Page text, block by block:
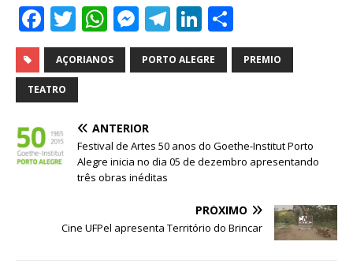
F
a
c
e
o
o
T
w
it
te
r
W
h
at
A
p
p
M
e
ss
n
g
e
T
el
e
m
Li
n
k
n
h
ar
AÇORIANOS PORTO ALEGRE PREMIO
TEATRO
ANTERIOR
Festival de Artes 50 anos do Goethe-Institut Porto
Alegre inicia no dia 05 de dezembro apresentando
três obras inéditas
PRÓXIMO
Cine UFPel apresenta Território do Brincar